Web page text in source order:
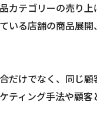
カテゴリーの売り
いる店舗の商品展
だけでなく、同じ
ティング手法や顧客